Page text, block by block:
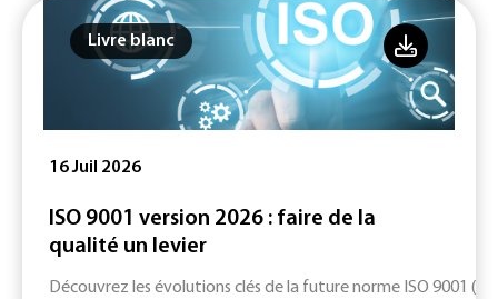
Livre blanc
16 Juil 2026
ISO 9001 version 2026 : faire de la
qualité un levier
Découvrez les évolutions clés de la future norme ISO 9001